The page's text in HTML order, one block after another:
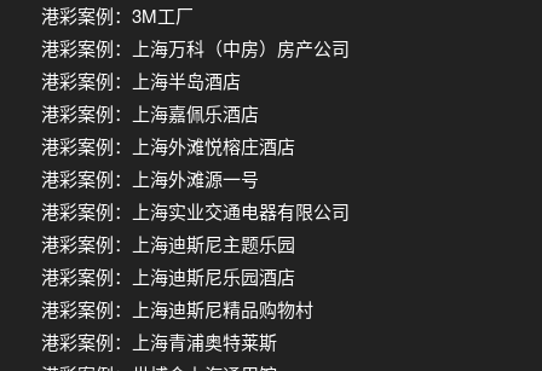
港彩案例：3M工厂
港彩案例：上海万科（中房）房产公司
港彩案例：上海半岛酒店
港彩案例：上海嘉佩乐酒店
港彩案例：上海外滩悦榕庄酒店
港彩案例：上海外滩源一号
港彩案例：上海实业交通电器有限公司
港彩案例：上海迪斯尼主题乐园
港彩案例：上海迪斯尼乐园酒店
港彩案例：上海迪斯尼精品购物村
港彩案例：上海青浦奥特莱斯